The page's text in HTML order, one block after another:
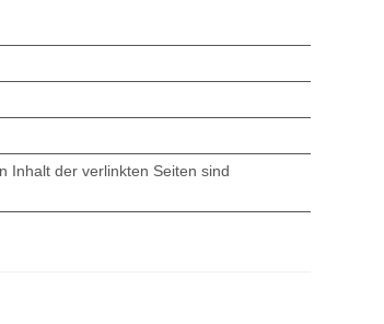
Inhalt der verlinkten Seiten sind